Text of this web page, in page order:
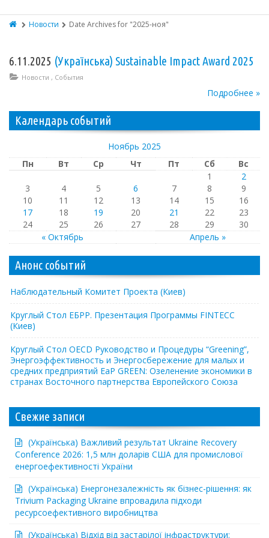
Новости Date Archives for "2025-ноя"
6.11.2025 (Українська) Sustainable Impact Award 2025
Новости , События
Подробнее »
Календарь событий
Ноябрь 2025
Пн
Вт Ср Чт Пт Сб Вс
« Октябрь Апрель »
1
2
3
4 5 6 7 8
9
10
11 12 13 14 15
16
17
18 19 20 21 22
23
24
25 26 27 28 29 30
Анонс событий
Наблюдательный Комитет Проекта (Киев)
Круглый Стол ЕБРР. Презентация Программы FINTECC
(Киев)
Круглый Стол OECD Руководство и Процедуры “Greening”,
Энергоэффективность и Энергосбережение для малых и
средних предприятий EaP GREEN: Озеленение экономики в
странах Восточного партнерства Европейского Союза
Свежие записи
(Українська) Важливий результат Ukraine Recovery
Conference 2026: 1,5 млн доларів США для промислової
енергоефективності України
(Українська) Енергонезалежність як бізнес-рішення: як
Trivium Packaging Ukraine впровадила підходи
ресурсоефективного виробництва
(Українська) Відхід від застарілої інфраструктури: